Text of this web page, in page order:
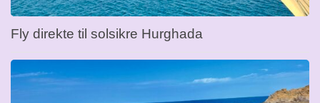
Fly direkte til solsikre Hurghada